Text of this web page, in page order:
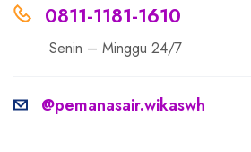
0811-1181-1610
Senin – Minggu 24/7
@pemanasair.wikaswh